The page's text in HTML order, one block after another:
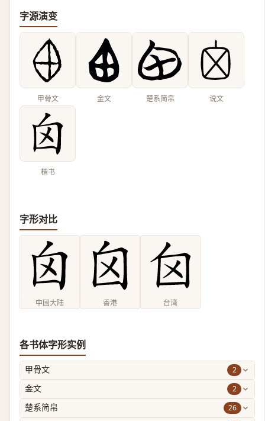
字源演变
甲骨文 金文 楚系简帛 说文
楷书
字形对比
中国大陆 香港 台湾
各书体字形实例
甲骨文 2
金文 2
楚系简帛 26